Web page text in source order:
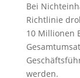
Bei
Richtlinie
10 Millionen
werden.